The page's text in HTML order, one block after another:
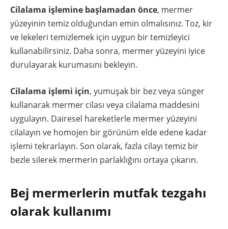
Cilalama işlemine başlamadan önce, mermer
yüzeyinin temiz olduğundan emin olmalısınız. Toz, kir
ve lekeleri temizlemek için uygun bir temizleyici
kullanabilirsiniz. Daha sonra, mermer yüzeyini iyice
durulayarak kurumasını bekleyin.
Cilalama işlemi için, yumuşak bir bez veya sünger
kullanarak mermer cilası veya cilalama maddesini
uygulayın. Dairesel hareketlerle mermer yüzeyini
cilalayın ve homojen bir görünüm elde edene kadar
işlemi tekrarlayın. Son olarak, fazla cilayı temiz bir
bezle silerek mermerin parlaklığını ortaya çıkarın.
Bej mermerlerin mutfak tezgahı
olarak kullanımı